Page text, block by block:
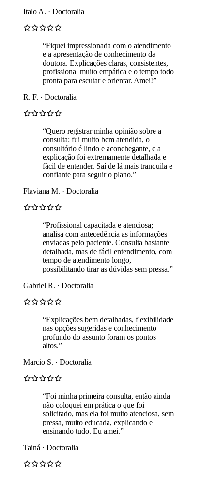
Italo A. · Doctoralia
“Fiquei impressionada com o atendimento
e a apresentação de conhecimento da
doutora. Explicações claras, consistentes,
profissional muito empática e o tempo todo
pronta para escutar e orientar. Amei!”
R. F. · Doctoralia
“Quero registrar minha opinião sobre a
consulta: fui muito bem atendida, o
consultório é lindo e aconchegante, e a
explicação foi extremamente detalhada e
fácil de entender. Saí de lá mais tranquila e
confiante para seguir o plano.”
Flaviana M. · Doctoralia
“Profissional capacitada e atenciosa;
analisa com antecedência as informações
enviadas pelo paciente. Consulta bastante
detalhada, mas de fácil entendimento, com
tempo de atendimento longo,
possibilitando tirar as dúvidas sem pressa.”
Gabriel R. · Doctoralia
“Explicações bem detalhadas, flexibilidade
nas opções sugeridas e conhecimento
profundo do assunto foram os pontos
altos.”
Marcio S. · Doctoralia
“Foi minha primeira consulta, então ainda
não coloquei em prática o que foi
solicitado, mas ela foi muito atenciosa, sem
pressa, muito educada, explicando e
ensinando tudo. Eu amei.”
Tainá · Doctoralia